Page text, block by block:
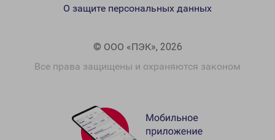
© ООО «ПЭК», 2026
Все права защищены и охраняются законом
О защите персональных данных